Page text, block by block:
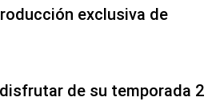
exclusiva de
de su temporada 2